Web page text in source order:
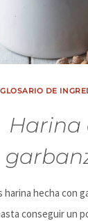
GLOSARIO DE
Harina
harina hecha con
conseguir un